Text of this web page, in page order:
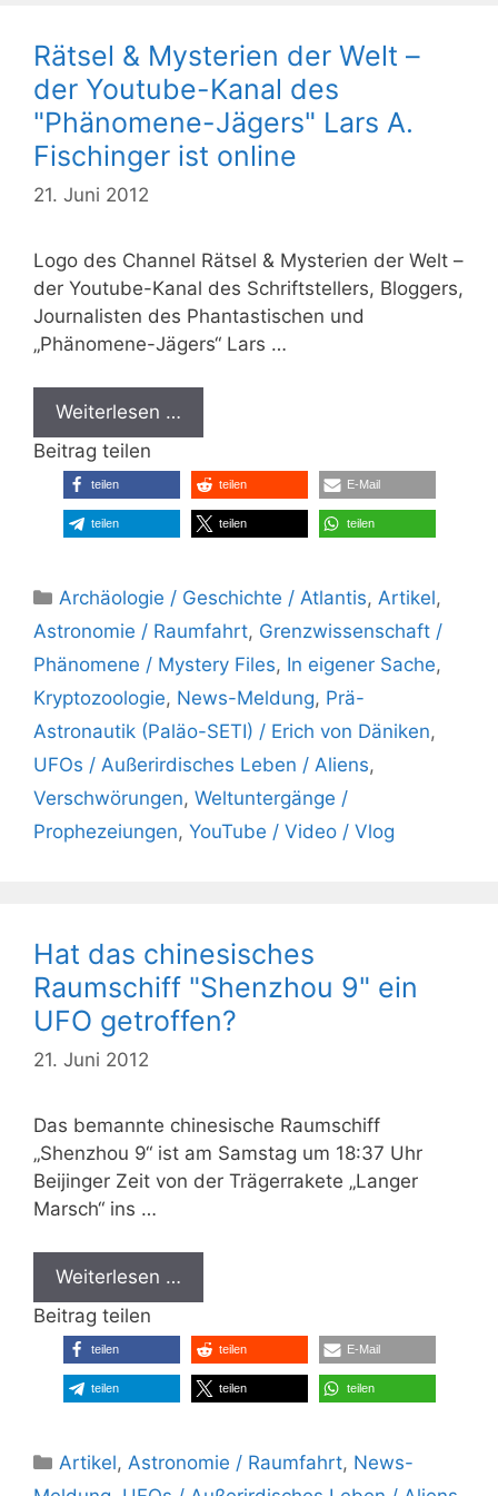
Rätsel & Mysterien der Welt –
der Youtube-Kanal des
"Phänomene-Jägers" Lars A.
Fischinger ist online
21. Juni 2012
Logo des Channel Rätsel & Mysterien der Welt –
der Youtube-Kanal des Schriftstellers, Bloggers,
Journalisten des Phantastischen und
„Phänomene-Jägers“ Lars …
Weiterlesen …
Beitrag teilen
teilen teilen E-Mail
teilen teilen teilen
Kategorien
Archäologie / Geschichte / Atlantis, Artikel,
Astronomie / Raumfahrt, Grenzwissenschaft /
Phänomene / Mystery Files, In eigener Sache,
Kryptozoologie, News-Meldung, Prä-
Astronautik (Paläo-SETI) / Erich von Däniken,
UFOs / Außerirdisches Leben / Aliens,
Verschwörungen, Weltuntergänge /
Prophezeiungen, YouTube / Video / Vlog
Hat das chinesisches
Raumschiff "Shenzhou 9" ein
UFO getroffen?
21. Juni 2012
Das bemannte chinesische Raumschiff
„Shenzhou 9“ ist am Samstag um 18:37 Uhr
Beijinger Zeit von der Trägerrakete „Langer
Marsch“ ins …
Weiterlesen …
Beitrag teilen
teilen teilen E-Mail
teilen teilen teilen
Kategorien
Artikel, Astronomie / Raumfahrt, News-